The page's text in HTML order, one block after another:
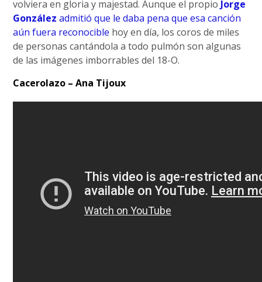
volviera en gloria y majestad. Aunque el propio Jorge
González admitió que le daba pena que esa canción
aún fuera reconocible hoy en día, los coros de miles
de personas cantándola a todo pulmón son algunas
de las imágenes imborrables del 18-O.
Cacerolazo – Ana Tijoux